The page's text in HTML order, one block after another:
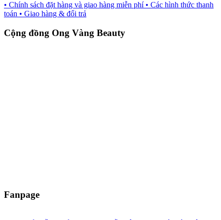
• Chính sách đặt hàng và giao hàng miễn phí • Các hình thức thanh
toán • Giao hàng & đổi trả
Cộng đồng Ong Vàng Beauty
Fanpage